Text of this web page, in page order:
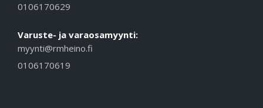
0106170629
Varuste- ja varaosamyynti:
myynti@rmheino.fi
0106170619